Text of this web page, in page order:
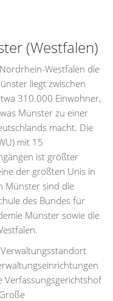
(Westfalen)
Westfalen die
liegt zwischen
310.000 Einwohner,
Münster zu einer
macht. Die
mit 15
ist größter
der größten Unis in
Münster sind die
des Bundes für
Münster sowie die
Verfassungsgerichtshof